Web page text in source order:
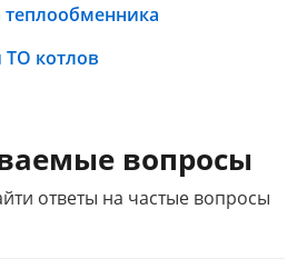
котлов
вопросы
ответы на частые вопросы